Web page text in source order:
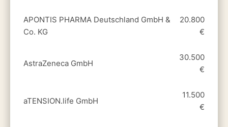
APONTIS PHARMA Deutschland GmbH &
Co. KG
20.800
€
AstraZeneca GmbH
30.500
€
aTENSION.life GmbH
11.500
€